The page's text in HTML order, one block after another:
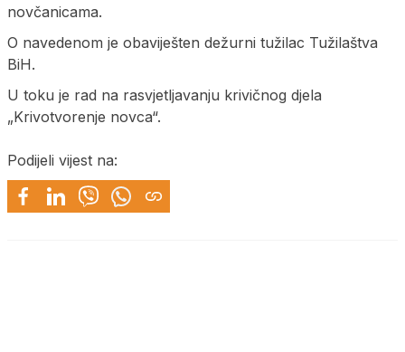
novčanicama.
O navedenom je obaviješten dežurni tužilac Tužilaštva
BiH.
U toku je rad na rasvjetljavanju krivičnog djela
„Krivotvorenje novca“.
Podijeli vijest na: